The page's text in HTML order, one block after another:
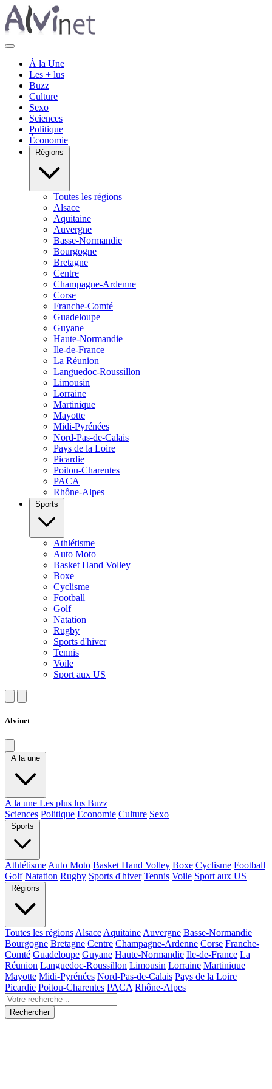
À la Une
Les + lus
Buzz
Culture
Sexo
Sciences
Politique
Économie
Régions
Toutes les régions
Alsace
Aquitaine
Auvergne
Basse-Normandie
Bourgogne
Bretagne
Centre
Champagne-Ardenne
Corse
Franche-Comté
Guadeloupe
Guyane
Haute-Normandie
Ile-de-France
La Réunion
Languedoc-Roussillon
Limousin
Lorraine
Martinique
Mayotte
Midi-Pyrénées
Nord-Pas-de-Calais
Pays de la Loire
Picardie
Poitou-Charentes
PACA
Rhône-Alpes
Sports
Athlétisme
Auto Moto
Basket Hand Volley
Boxe
Cyclisme
Football
Golf
Natation
Rugby
Sports d'hiver
Tennis
Voile
Sport aux US
Alvinet
A la une
A la une Les plus lus Buzz
Sciences Politique Économie Culture Sexo
Sports
Athlétisme Auto Moto Basket Hand Volley Boxe Cyclisme Football
Golf Natation Rugby Sports d'hiver Tennis Voile Sport aux US
Régions
Toutes les régions Alsace Aquitaine Auvergne Basse-Normandie
Bourgogne Bretagne Centre Champagne-Ardenne Corse Franche-
Comté Guadeloupe Guyane Haute-Normandie Ile-de-France La
Réunion Languedoc-Roussillon Limousin Lorraine Martinique
Mayotte Midi-Pyrénées Nord-Pas-de-Calais Pays de la Loire
Picardie Poitou-Charentes PACA Rhône-Alpes
Rechercher